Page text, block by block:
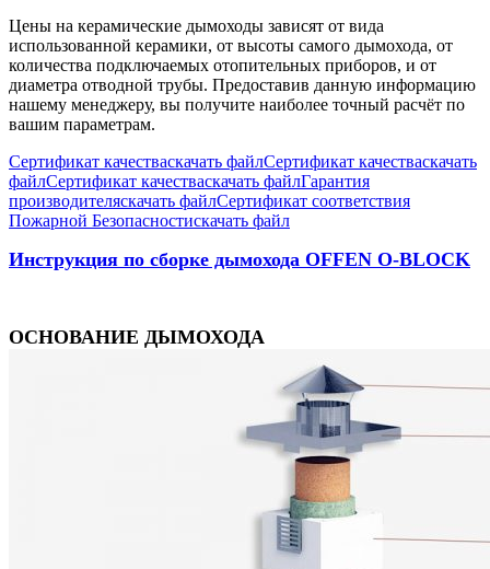
Цены на керамические дымоходы зависят от вида
использованной керамики, от высоты самого дымохода, от
количества подключаемых отопительных приборов, и от
диаметра отводной трубы. Предоставив данную информацию
нашему менеджеру, вы получите наиболее точный расчёт по
вашим параметрам.
Сертификат качестваскачать файлСертификат качестваскачать
файлСертификат качестваскачать файлГарантия
производителяскачать файлСертификат соответствия
Пожарной Безопасностискачать файл
Инструкция по сборке дымохода OFFEN O-BLOCK
ОСНОВАНИЕ ДЫМОХОДА